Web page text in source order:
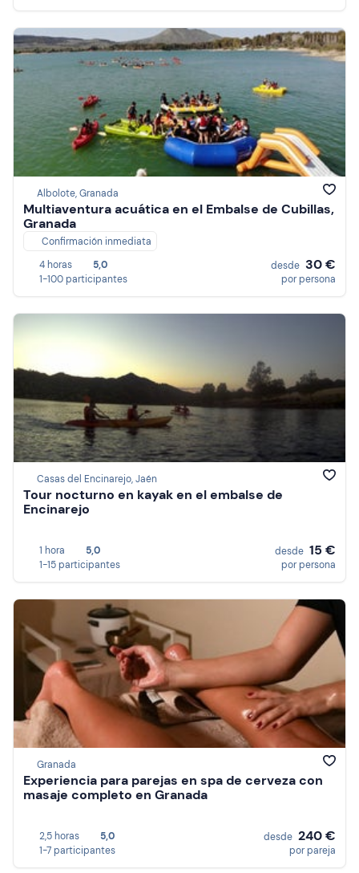
Albolote, Granada
Multiaventura acuática en el Embalse de Cubillas,
Granada
Confirmación inmediata
4 horas
5,0
1-100 participantes
desde 30 €
por persona
Casas del Encinarejo, Jaén
Tour nocturno en kayak en el embalse de
Encinarejo
1 hora
5,0
1-15 participantes
desde 15 €
por persona
Granada
Experiencia para parejas en spa de cerveza con
masaje completo en Granada
2,5 horas
5,0
1-7 participantes
desde 240 €
por pareja